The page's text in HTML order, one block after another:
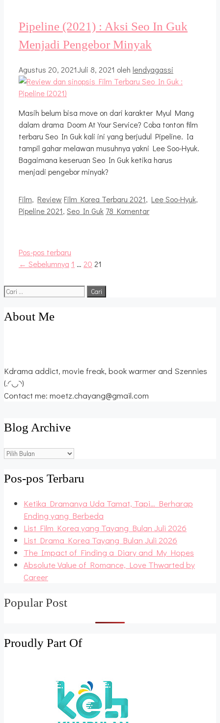
Pipeline (2021) : Aksi Seo In Guk
Menjadi Pengebor Minyak
Agustus 20, 2021Juli 8, 2021 oleh lendyagassi
Masih belum bisa move on dari karakter Myul Mang
dalam drama Doom At Your Service? Coba tonton film
terbaru Seo In Guk kali ini yang berjudul Pipeline. Ia
tampil gahar melawan musuhnya yakni Lee Soo-Hyuk.
Bagaimana keseruan Seo In Guk ketika harus
menjadi pengebor minyak?
Kategori
Film, Review Tag
Film Korea Terbaru 2021, Lee Soo-Hyuk,
Pipeline 2021, Seo In Guk 78 Komentar
Pos-pos terbaru
← Sebelumnya Halaman
1 … Halaman
20 Halaman
21
Cari
About Me
Kdrama addict, movie freak, book warmer and Szennies
(.◜◡◝)
Contact me: moetz.chayang@gmail.com
Blog Archive
Blog
Pos-pos Terbaru
Ketika Dramanya Uda Tamat, Tapi… Berharap
Ending yang Berbeda
List Film Korea yang Tayang Bulan Juli 2026
List Drama Korea Tayang Bulan Juli 2026
The Impact of Finding a Diary and My Hopes
Absolute Value of Romance, Love Thwarted by
Career
Popular Post
Proudly Part Of